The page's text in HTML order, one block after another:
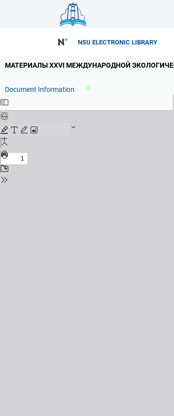
NSU ELECTRONIC LIBRARY
МАТЕРИАЛЫ XXVI МЕЖДУНАРОДНОЙ
Document Information